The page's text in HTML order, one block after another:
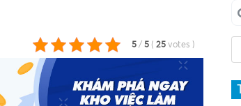
5 / 5 ( 25 votes )